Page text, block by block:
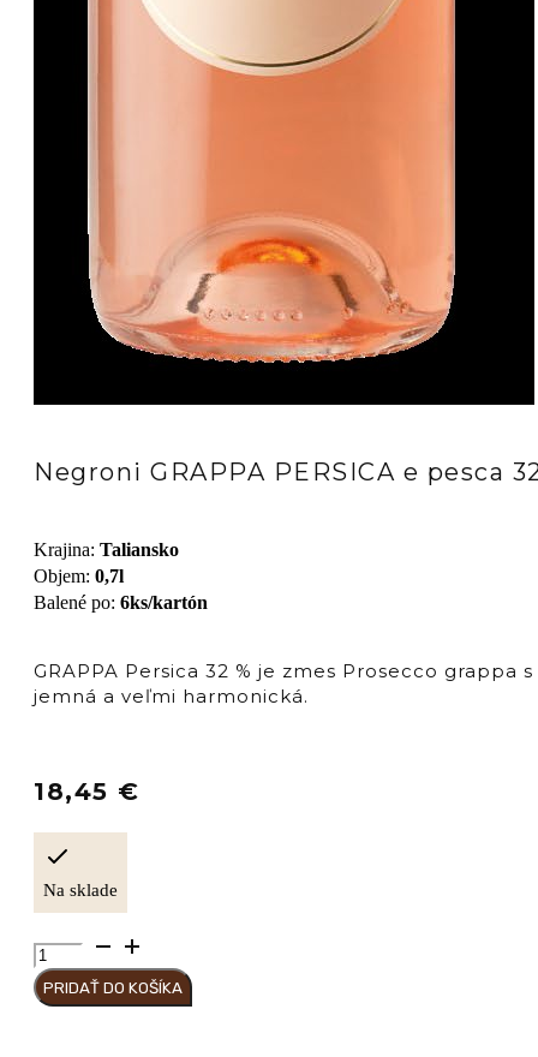
Negroni GRAPPA PERSICA e pesca
Krajina: Taliansko
Objem: 0,7l
Balené po: 6ks/kartón
GRAPPA Persica 32 % je zmes Prosecco
jemná a veľmi harmonická.
18,45 €
Na sklade
množstvo
Negroni
GRAPPA
PRIDAŤ DO KOŠÍKA